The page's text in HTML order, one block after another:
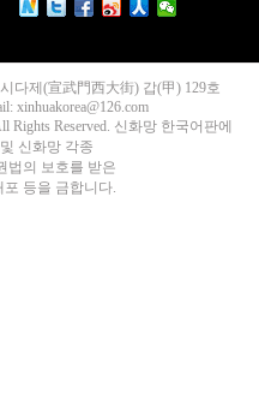
다제(宣武門西大街) 갑(甲) 129호
xinhuakorea@126.com
Rights Reserved. 신화망 한국어판에
신화망 각종
법의 보호를 받은
포 등을 금합니다.